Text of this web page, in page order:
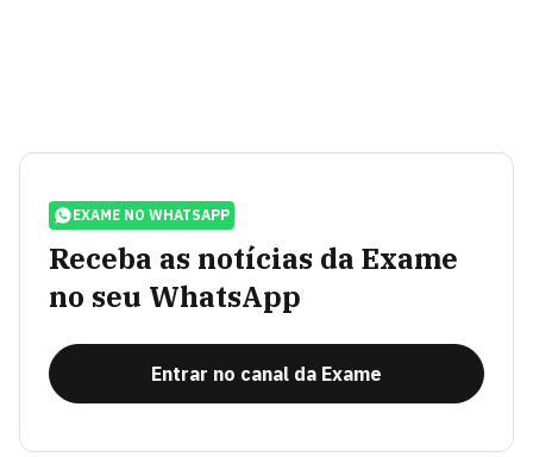
EXAME NO WHATSAPP
Receba as notícias da Exame
no seu WhatsApp
Entrar no canal da Exame